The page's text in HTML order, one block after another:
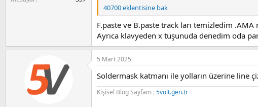
40700 eklentisine bak
F.paste ve B.paste track ları temizledim
Ayrıca klavyeden x tuşunuda denedim oda
5 Mart 2025
Soldermask katmanı ile yolların üzerine line
Kişisel Blog Sayfam :5volt.gen.tr